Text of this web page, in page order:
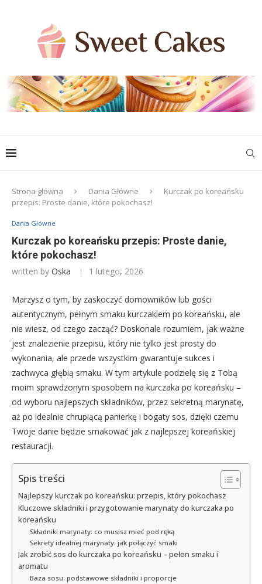
Strona główna Dania Główne
Kurczak po koreańsku
przepis: Proste danie, które pokochasz!
Dania Główne
Kurczak po koreańsku przepis: Proste danie,
które pokochasz!
written by Oska 1 lutego, 2026
Marzysz o tym, by zaskoczyć domowników lub gości
autentycznym, pełnym smaku kurczakiem po koreańsku, ale
nie wiesz, od czego zacząć? Doskonale rozumiem, jak ważne
jest znalezienie przepisu, który nie tylko jest prosty do
wykonania, ale przede wszystkim gwarantuje sukces i
zachwyca głębią smaku. W tym artykule podzielę się z Tobą
moim sprawdzonym sposobem na kurczaka po koreańsku –
od wyboru najlepszych składników, przez sekretną marynatę,
aż po idealnie chrupiącą panierkę i bogaty sos, dzięki czemu
Twoje danie będzie smakować jak z najlepszej koreańskiej
restauracji.
Spis treści
Najlepszy kurczak po koreańsku: przepis, który pokochasz
Kluczowe składniki i przygotowanie marynaty do kurczaka po
koreańsku
Składniki marynaty: co musisz mieć pod ręką
Sekrety idealnej marynaty: jak połączyć smaki
Jak zrobić sos do kurczaka po koreańsku – pełen smaku i
aromatu
Baza sosu: podstawowe składniki i proporcje